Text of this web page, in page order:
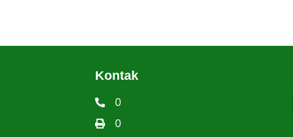
Kontak
0
0